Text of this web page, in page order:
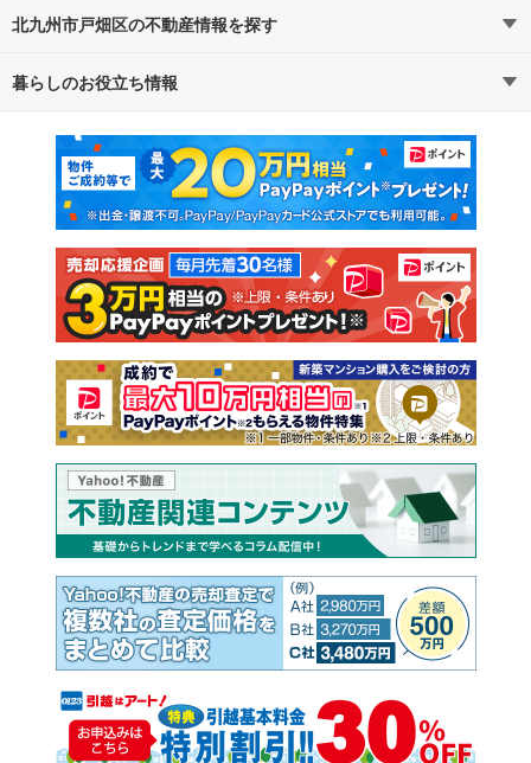
路線・駅から探す
通勤・通学時間から探す
北九州市戸畑区の不動産情報を探す
不動産・住宅
新築マンション 中古マンション
新築一戸建て 中古一戸建て
注文住宅 土地
売却査定
暮らしのお役立ち情報
マンションカタログ 教えて！住まいの先生